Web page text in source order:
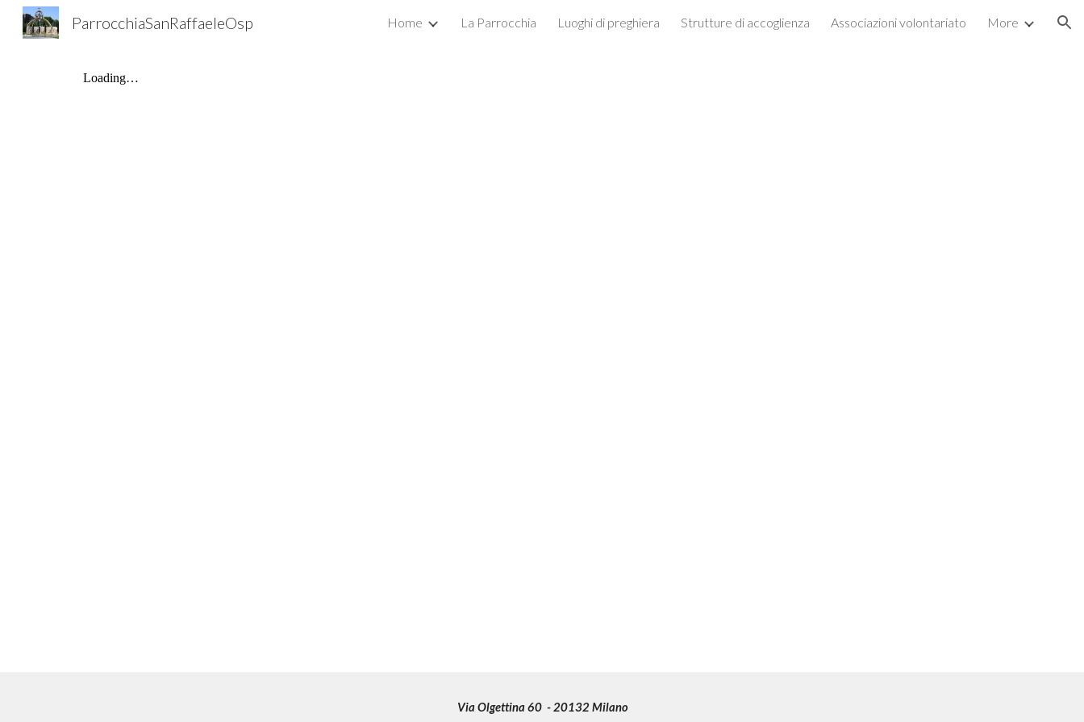
Skip to main content Skip to navigation
ParrocchiaSanRaffaeleOsp Home La Parrocchia Luoghi di preghiera Strutture di accoglienza Associazioni volontariato More
Via Olgettina 60 - 20132 Milano